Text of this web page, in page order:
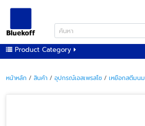
Product Category
หน้าหลัก / สินค้า / อุปกรณ์เอสเพรสโซ / เหยือกสตีมนม